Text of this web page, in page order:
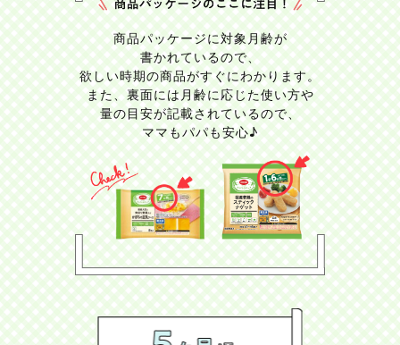
商品パッケージに対象月齢が
書かれているので、
欲しい時期の商品がすぐにわかります。
また、裏面には月齢に応じた使い方や
量の目安が記載されているので、
ママもパパも安心♪